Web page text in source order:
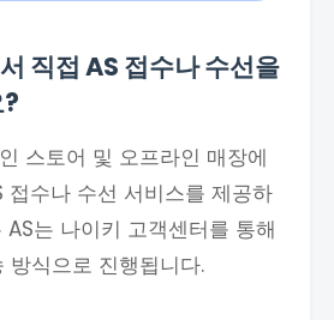
직접 AS 접수나 수선을
스토어 및 오프라인 매장에
접수나 수선 서비스를 제공하
는 나이키 고객센터를 통해
방식으로 진행됩니다.